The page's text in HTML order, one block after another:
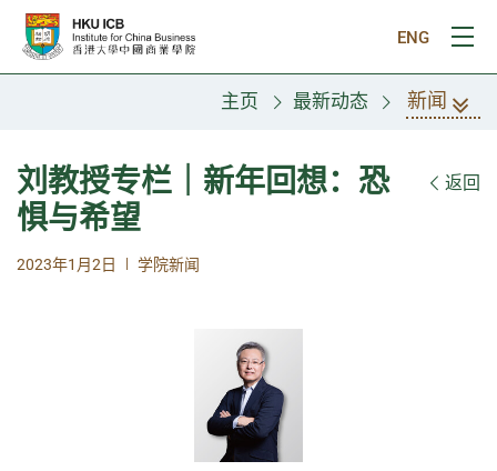
跳往主要内容
ENG
打
主页 最新动态 新闻
刘教授专栏｜新年回想：恐
惧与希望
返回
2023年1月2日 | 学院新闻